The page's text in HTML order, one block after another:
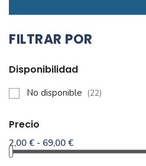
FILTRAR POR
Disponibilidad
No disponible (22)
Precio
2,00 € - 69,00 €